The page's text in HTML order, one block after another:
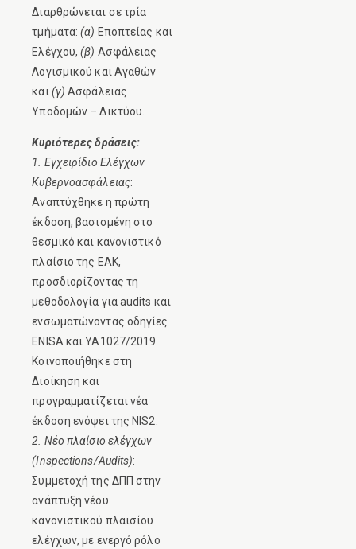
Διαρθρώνεται σε τρία
τμήματα:(α) Εποπτείας και
Ελέγχου,(β) Ασφάλειας
Λογισμικού και Αγαθών
και (γ) Ασφάλειας
Υποδομών – Δικτύου.
Κυριότερες δράσεις:
1. Εγχειρίδιο Ελέγχων
Κυβερνοασφάλειας:
Αναπτύχθηκε η πρώτη
έκδοση, βασισμένη στο
θεσμικό και κανονιστικό
πλαίσιο της ΕΑΚ,
προσδιορίζοντας τη
μεθοδολογία για audits και
ενσωματώνοντας οδηγίες
ENISA και ΥΑ1027/2019.
Κοινοποιήθηκε στη
Διοίκηση και
προγραμματίζεται νέα
έκδοση ενόψει της NIS2.
2. Νέο πλαίσιο ελέγχων
(Inspections/Audits):
Συμμετοχή της ΔΠΠ στην
ανάπτυξη νέου
κανονιστικού πλαισίου
ελέγχων, με ενεργό ρόλο